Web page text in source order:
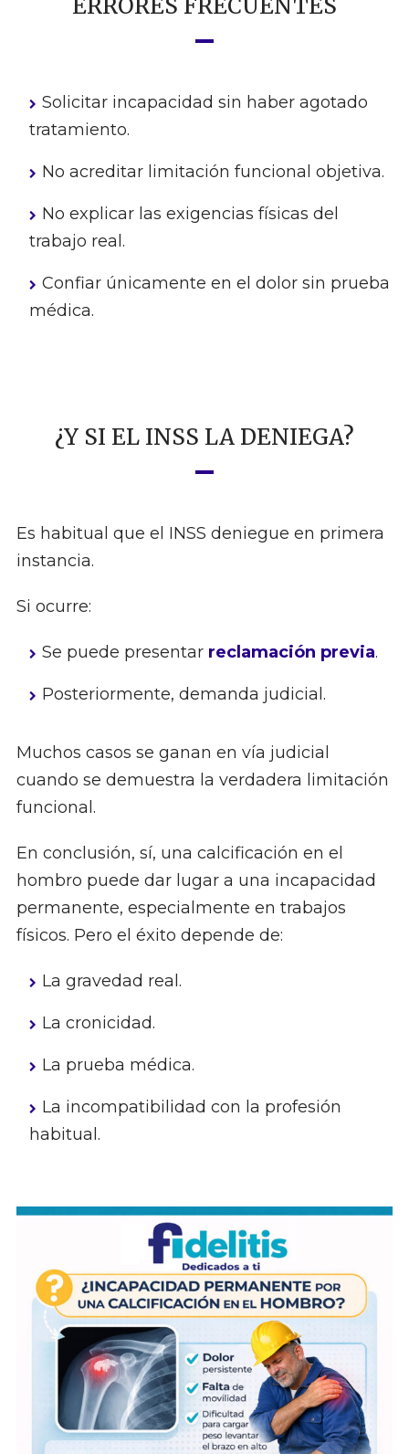
ERRORES FRECUENTES
Solicitar incapacidad sin haber agotado
tratamiento.
No acreditar limitación funcional objetiva.
No explicar las exigencias físicas del
trabajo real.
Confiar únicamente en el dolor sin prueba
médica.
¿Y SI EL INSS LA DENIEGA?
Es habitual que el INSS deniegue en primera
instancia.
Si ocurre:
Se puede presentar reclamación previa.
Posteriormente, demanda judicial.
Muchos casos se ganan en vía judicial
cuando se demuestra la verdadera limitación
funcional.
En conclusión, sí, una calcificación en el
hombro puede dar lugar a una incapacidad
permanente, especialmente en trabajos
físicos. Pero el éxito depende de:
La gravedad real.
La cronicidad.
La prueba médica.
La incompatibilidad con la profesión
habitual.